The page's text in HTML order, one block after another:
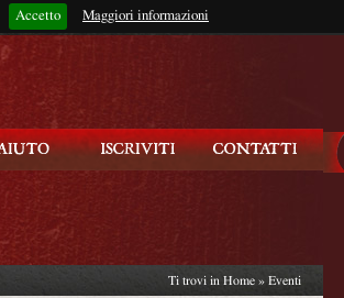
Accetto Maggiori informazioni
Rimani connesso?
Ti trovi in Home » Eventi